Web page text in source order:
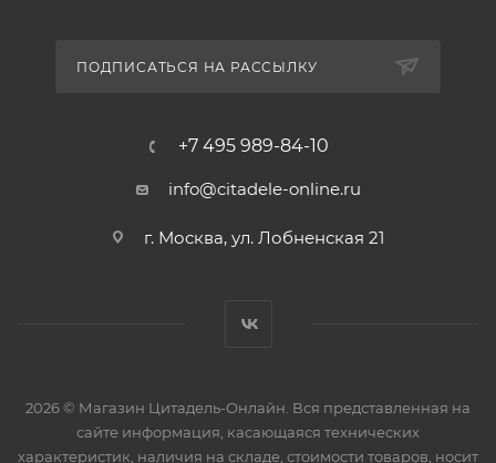
ПОДПИСАТЬСЯ НА РАССЫЛКУ
+7 495 989-84-10
info@citadele-online.ru
г. Москва, ул. Лобненская 21
2026 © Магазин Цитадель-Онлайн. Вся представленная на
сайте информация, касающаяся технических
характеристик, наличия на складе, стоимости товаров, носит